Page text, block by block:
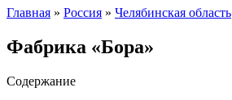
Главная » Россия » Челябинская область
Фабрика «Бора»
Содержание